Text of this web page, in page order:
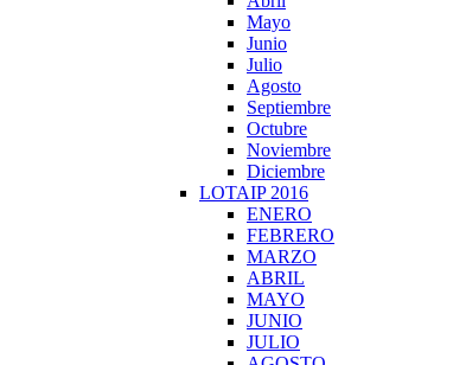
Mayo
Junio
Julio
Agosto
Septiembre
Octubre
Noviembre
Diciembre
LOTAIP 2016
ENERO
FEBRERO
MARZO
ABRIL
MAYO
JUNIO
JULIO